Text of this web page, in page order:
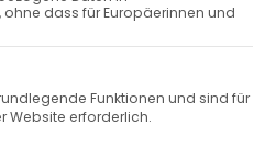
spricht mitPfr. Dr.
Württemberg
dass für Europäerinnen und
Gruppen, für die eine
Funktionen und sind
Website erforderlich.